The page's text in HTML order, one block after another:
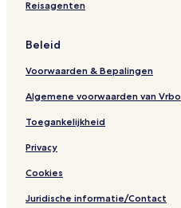
Reisagenten
Beleid
Voorwaarden & Bepalingen
Algemene voorwaarden van Vrbo
Toegankelijkheid
Privacy
Cookies
Juridische informatie/Contact